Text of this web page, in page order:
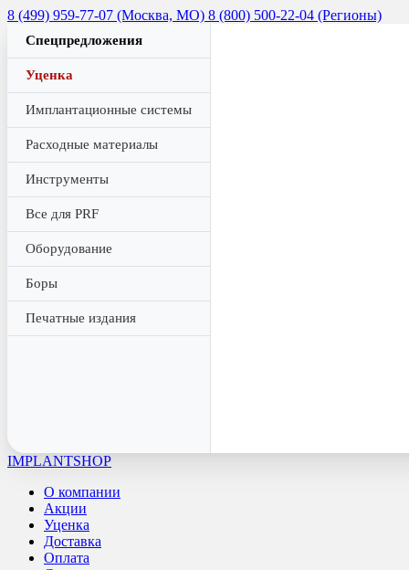
8 (499) 959-77-07 (Москва, МО) 8 (800) 500-22-04 (Регионы)
Спецпредложения
Уценка
Имплантационные системы
Расходные материалы
Инструменты
Все для PRF
Оборудование
Боры
Печатные издания
IMPLANTSHOP
О компании
Акции
Уценка
Доставка
Оплата